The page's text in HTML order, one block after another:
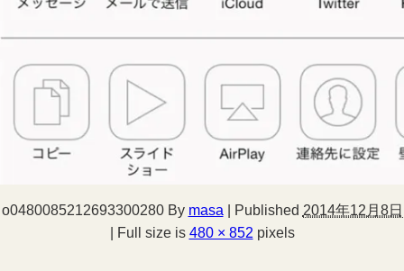
o0480085212693300280 By masa Published 2014年12月8日
Full size is 480 × 852 pixels